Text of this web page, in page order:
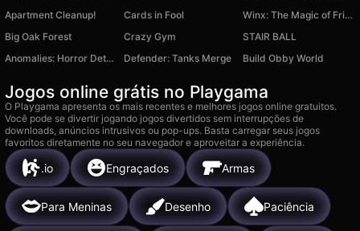
Apartment Cleanup!
Cards in Fool
Winx: The Magic of Friendship
Big Oak Forest
Crazy Gym
STAIR BALL
Anomalies: Horror Detective
Defender: Tanks Merge Build Obby World
Jogos online grátis no Playgama
O Playgama apresenta os mais recentes e melhores jogos online gratuitos.
Você pode se divertir jogando jogos divertidos sem interrupções de
downloads, anúncios intrusivos ou pop-ups. Basta carregar seus jogos
favoritos diretamente no seu navegador e aproveitar a experiência.
.io Engraçados Armas
Para Meninas Desenho Paciência